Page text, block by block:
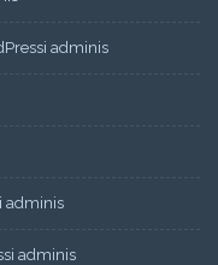
adminis
adminis
adminis